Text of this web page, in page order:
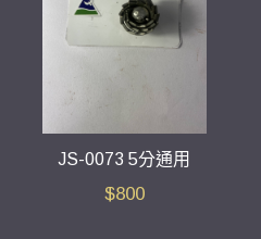
JS-0073 5分通用
$800